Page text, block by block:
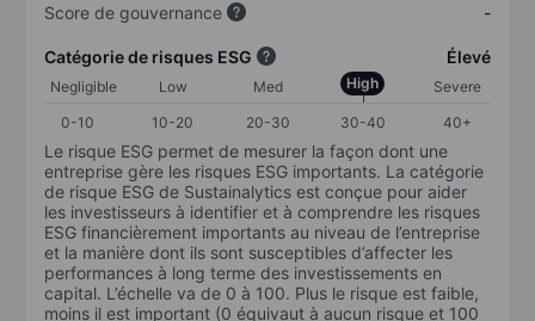
Score de gouvernance
-
Catégorie de risques ESG Élevé
Negligible Low Med High
Severe
0-10
10-20 20-30 30-40 40+
Le risque ESG permet de mesurer la façon dont une
entreprise gère les risques ESG importants. La catégorie
de risque ESG de Sustainalytics est conçue pour aider
les investisseurs à identifier et à comprendre les risques
ESG financièrement importants au niveau de l’entreprise
et la manière dont ils sont susceptibles d’affecter les
performances à long terme des investissements en
capital. L’échelle va de 0 à 100. Plus le risque est faible,
moins il est important (0 équivaut à aucun risque et 100